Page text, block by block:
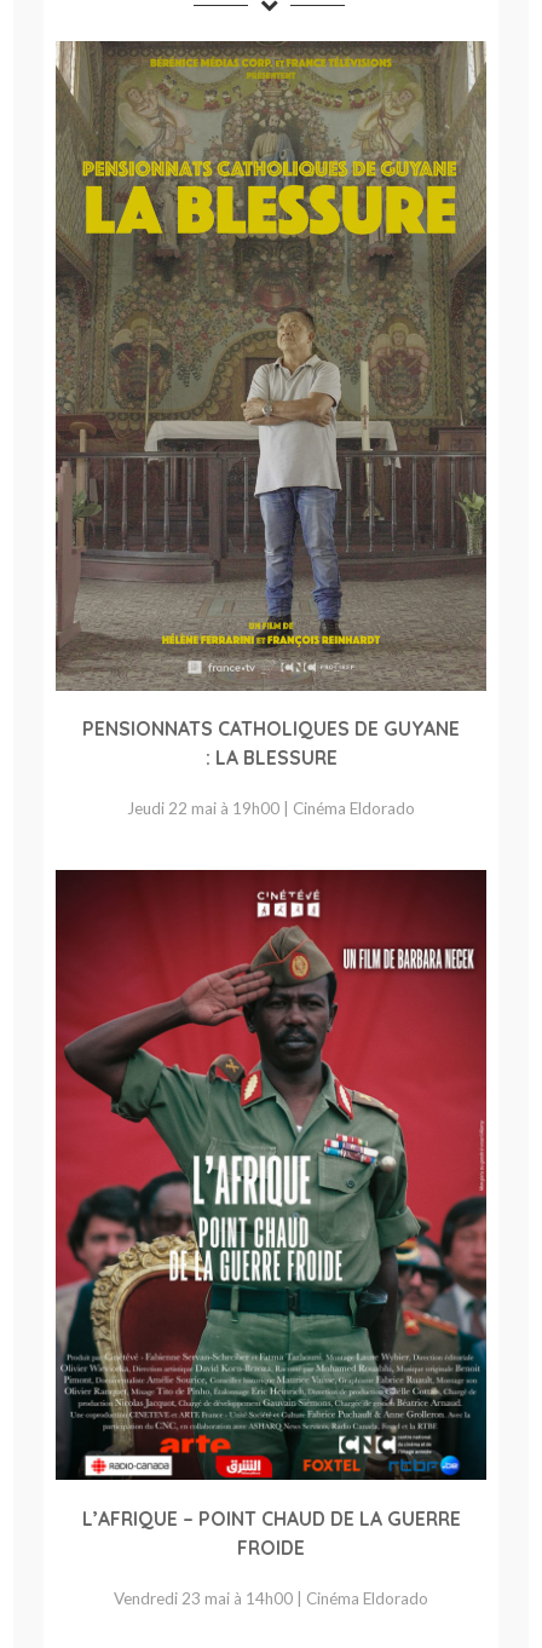
PENSIONNATS CATHOLIQUES DE GUYANE
: LA BLESSURE
Jeudi 22 mai à 19h00 | Cinéma Eldorado
L’AFRIQUE – POINT CHAUD DE LA GUERRE
FROIDE
Vendredi 23 mai à 14h00 | Cinéma Eldorado